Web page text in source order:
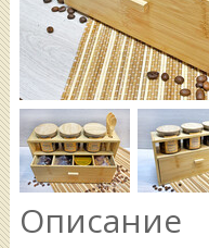
Описание